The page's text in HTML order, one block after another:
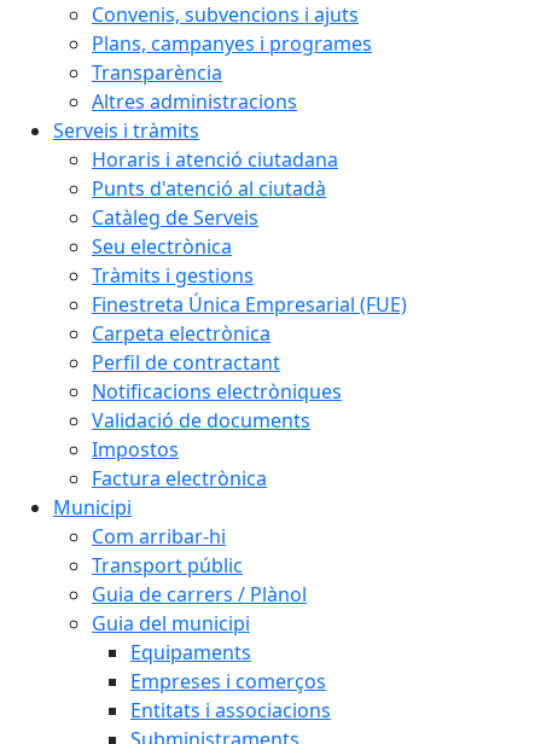
Convenis, subvencions i ajuts
Plans, campanyes i programes
Transparència
Altres administracions
Serveis i tràmits
Horaris i atenció ciutadana
Punts d'atenció al ciutadà
Catàleg de Serveis
Seu electrònica
Tràmits i gestions
Finestreta Única Empresarial (FUE)
Carpeta electrònica
Perfil de contractant
Notificacions electròniques
Validació de documents
Impostos
Factura electrònica
Municipi
Com arribar-hi
Transport públic
Guia de carrers / Plànol
Guia del municipi
Equipaments
Empreses i comerços
Entitats i associacions